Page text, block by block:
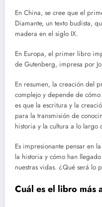
En China, se cree que el
Diamante, un texto budista,
madera en el siglo IX.
En Europa, el primer libro
de Gutenberg, impresa por
En resumen, la creación del
complejo y depende de
es que la escritura y la
para la transmisión de
historia y la cultura a lo largo
Es impresionante pensar en
la historia y cómo han
nuestras vidas. ¿Qué será lo
Cuál es el libro más